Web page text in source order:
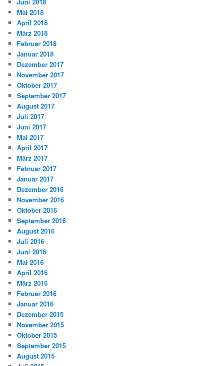
Mai 2018
April 2018
März 2018
Februar 2018
Januar 2018
Dezember 2017
November 2017
Oktober 2017
September 2017
August 2017
Juli 2017
Juni 2017
Mai 2017
April 2017
März 2017
Februar 2017
Januar 2017
Dezember 2016
November 2016
Oktober 2016
September 2016
August 2016
Juli 2016
Juni 2016
Mai 2016
April 2016
März 2016
Februar 2016
Januar 2016
Dezember 2015
November 2015
Oktober 2015
September 2015
August 2015